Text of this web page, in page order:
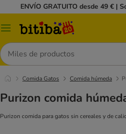
ENVÍO GRATUITO desde 49 € |
Menú
Buscar
Comida Gatos Comida húmeda
Purizon comida
Purizon comida para gatos sin cereales y de